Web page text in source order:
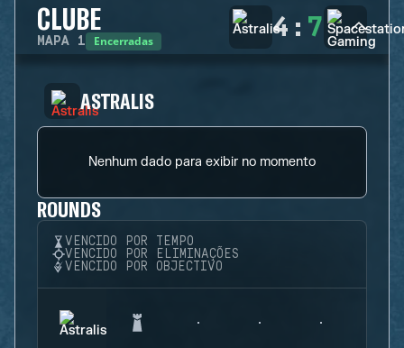
CLUBE
MAPA 1 Encerradas 4 : 7
ASTRALIS
Nenhum dado para exibir no momento
ROUNDS
VENCIDO POR TEMPO
VENCIDO POR ELIMINAÇÕES
VENCIDO POR OBJECTIVO